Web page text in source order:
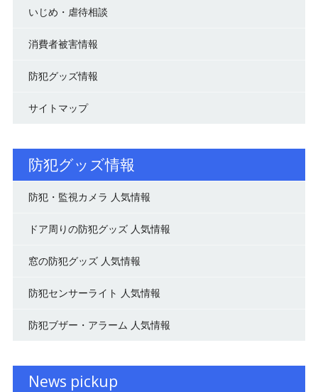
いじめ・虐待相談
消費者被害情報
防犯グッズ情報
サイトマップ
防犯グッズ情報
防犯・監視カメラ 人気情報
ドア周りの防犯グッズ 人気情報
窓の防犯グッズ 人気情報
防犯センサーライト 人気情報
防犯ブザー・アラーム 人気情報
News pickup